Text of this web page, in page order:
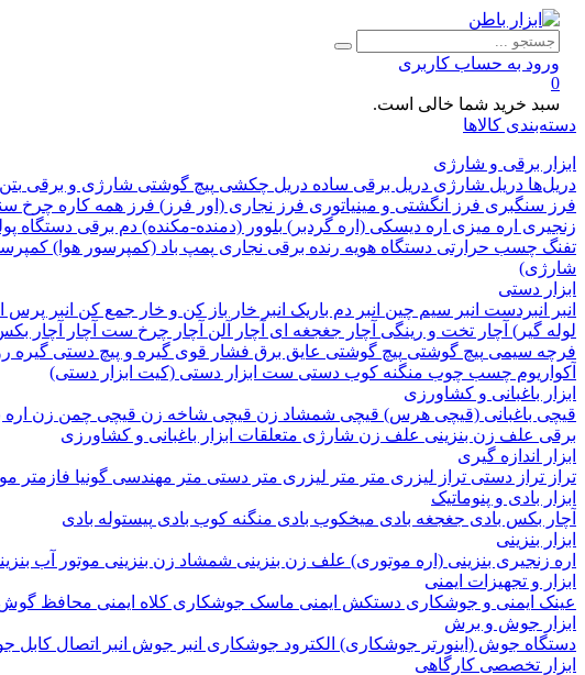
ورود به حساب کاربری
0
سبد خرید شما خالی است.
دسته‌بندی کالاها
ابزار برقی و شارژی
دریل‌ها دریل شارژی دریل برقی ساده دریل چکشی پیچ گوشتی شارژی و برقی
فرز سنگبری فرز انگشتی و مینیاتوری فرز نجاری (اور فرز) فرز همه کاره چرخ
زنجیری اره میزی اره دیسکی (اره گردبر) بلوور (دمنده-مکنده) دم برقی دستگاه
تفنگ چسب حرارتی دستگاه هویه رنده برقی نجاری پمپ باد (کمپرسور هوا)
شارژی)
ابزار دستی
انبر
انبردست انبر سیم چین انبر دم باریک انبر خار باز کن و خار جمع کن انبر پرس
لوله گیر) آچار تخت و رینگی آچار جغجغه ای آچار آلن آچار چرخ ست آچار آچار
فرچه سیمی پیچ‌ گوشتی پیچ گوشتی عایق برق فشار قوی گیره و پیچ دستی گیره
آکواریوم چسب چوب منگنه کوب دستی ست ابزار دستی (کیت ابزار دستی)
ابزار باغبانی و کشاورزی
قیچی باغبانی (قیچی هرس) قیچی شمشاد زن قیچی شاخه زن قیچی چمن زن
برقی علف زن بنزینی علف زن شارژی متعلقات ابزار باغبانی و کشاورزی
ابزار اندازه گیری
تراز تراز دستی تراز لیزری متر متر لیزری متر دستی متر مهندسی گونیا فازمتر
ابزار بادی و پنوماتیک
آچار بکس بادی جغجغه بادی میخکوب بادی منگنه کوب بادی پیستوله بادی
ابزار بنزینی
اره زنجیری بنزینی (اره موتوری) علف زن بنزینی شمشاد زن بنزینی موتور آب
ابزار و تجهیزات ایمنی
عینک ایمنی و جوشکاری دستکش ایمنی ماسک جوشکاری کلاه ایمنی محافظ
ابزار جوش و برش
دستگاه جوش (اینورتر جوشکاری) الکترود جوشکاری انبر جوش انبر اتصال کابل
ابزار تخصصی کارگاهی